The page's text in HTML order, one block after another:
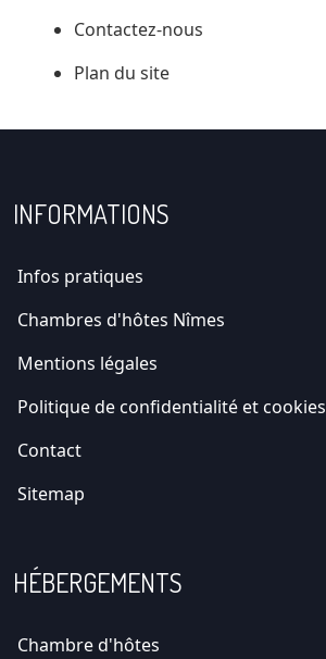
Contactez-nous
Plan du site
INFORMATIONS
Infos pratiques
Chambres d'hôtes Nîmes
Mentions légales
Politique de confidentialité et cookies
Contact
Sitemap
HÉBERGEMENTS
Chambre d'hôtes